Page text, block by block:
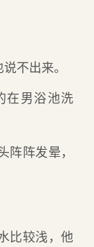
不出来。
男浴池洗
阵发晕，
比较浅，他